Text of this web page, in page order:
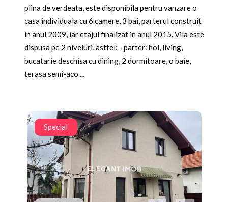
plina de verdeata, este disponibila pentru vanzare o
casa individuala cu 6 camere, 3 bai, parterul construit
in anul 2009, iar etajul finalizat in anul 2015. Vila este
dispusa pe 2 niveluri, astfel: - parter: hol, living,
bucatarie deschisa cu dining, 2 dormitoare, o baie,
terasa semi-aco ...
Special